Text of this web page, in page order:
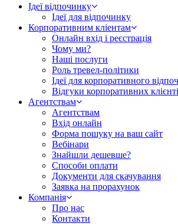
Ідеї відпочинку
Ідеї для відпочинку
Корпоративним кліентам
Онлайн вхід і реєстрація
Чому ми?
Наші послуги
Роль тревел-політики
Ідеї для корпоративного
Відгуки корпоративних
Агентствам
Агентствам
Вхід онлайн
Форма пошуку на ваш сайт
Вебінари
Знайшли дешевше?
Способи оплати
Документи для скачування
Заявка на прорахунок
Компанія
Про нас
Контакти